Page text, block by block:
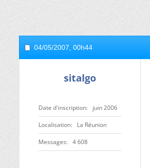
04/05/2007, 00h44
sitalgo
Date d'inscription juin 2006
Localisation La Réunion
Messages 4 608